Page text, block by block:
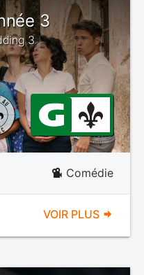
3
3
Comédie
VOIR PLUS